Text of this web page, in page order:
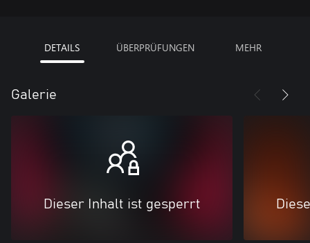
DETAILS ÜBERPRÜFUNGEN MEHR
Galerie
Dieser Inhalt ist gesperrt